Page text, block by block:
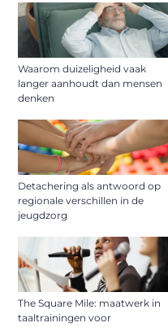
Waarom duizeligheid vaak
langer aanhoudt dan mensen
denken
Detachering als antwoord op
regionale verschillen in de
jeugdzorg
The Square Mile: maatwerk in
taaltrainingen voor